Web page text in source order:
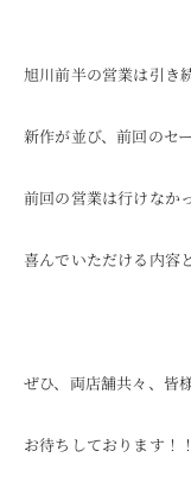
旭川前半の営業は引き
新作が並び、前回のセ
前回の営業は行けなか
喜んでいただける内容
ぜひ、両店舗共々、皆
お待ちしております！！